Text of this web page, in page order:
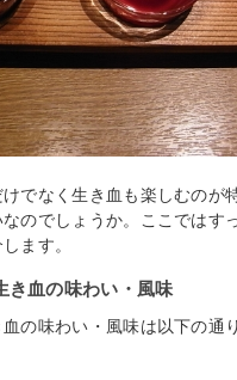
でなく生き血も楽しむのが
のでしょうか。ここではす
ます。
き血の味わい・風味
の味わい・風味は以下の通